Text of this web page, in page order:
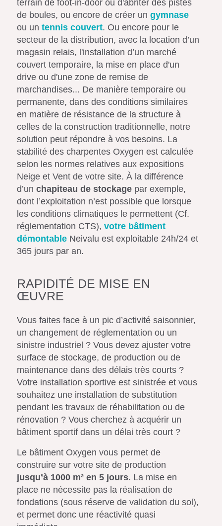
terrain de foot-in-door ou d'abriter des pistes
de boules, ou encore de créer un gymnase
ou un tennis couvert. Ou encore pour le
secteur de la distribution, avec la location d’un
magasin relais, l'installation d’un marché
couvert temporaire, la mise en place d'un
drive ou d'une zone de remise de
marchandises... De manière temporaire ou
permanente, dans des conditions similaires
en matière de résistance de la structure à
celles de la construction traditionnelle, notre
solution peut répondre à vos besoins. La
stabilité des charpentes Oxygen est calculée
selon les normes relatives aux expositions
Neige et Vent de votre site. À la différence
d’un chapiteau de stockagepar exemple,
dont l’exploitation n’est possible que lorsque
les conditions climatiques le permettent (Cf.
réglementation CTS), votre bâtiment
démontableNeivalu est exploitable 24h/24 et
365 jours par an.
RAPIDITÉ DE MISE EN
ŒUVRE
Vous faites face à un pic d’activité saisonnier,
un changement de réglementation ou un
sinistre industriel ? Vous devez ajuster votre
surface de stockage, de production ou de
maintenance dans des délais très courts ?
Votre installation sportive est sinistrée et vous
souhaitez une installation de substitution
pendant les travaux de réhabilitation ou de
rénovation ? Vous cherchez à acquérir un
bâtiment sportif dans un délai très court ?
Le bâtiment Oxygen vous permet de
construire sur votre site de production
jusqu’à 1000 m² en 5 jours. La mise en
place ne nécessite pas la réalisation de
fondations (sous réserve de validation du sol),
et permet donc une réactivité quasi